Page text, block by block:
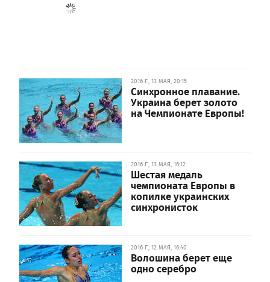
2016 Г., 13 МАЯ, 20:15
Синхронное плавание.
Украина берет золото
на Чемпионате Европы!
2016 Г., 13 МАЯ, 16:12
Шестая медаль
чемпионата Европы в
копилке украинских
синхронисток
2016 Г., 12 МАЯ, 16:40
Волошина берет еще
одно серебро